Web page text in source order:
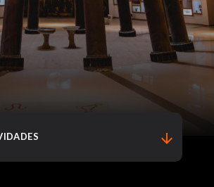
arrow_downward